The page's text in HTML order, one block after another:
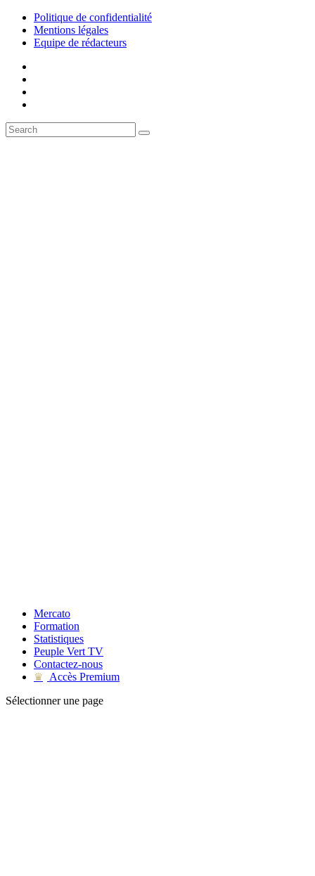
Politique de confidentialité
Mentions légales
Equipe de rédacteurs
Mercato
Formation
Statistiques
Peuple Vert TV
Contactez-nous
♛
Accès Premium
Sélectionner une page